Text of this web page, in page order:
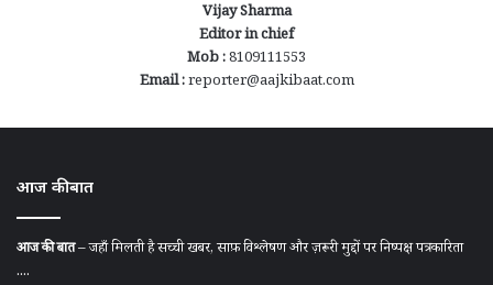
Vijay Sharma
Editor in chief
Mob :8109111553
Email :reporter@aajkibaat.com
आज की बात
आज की बात– जहाँ मिलती है सच्ची खबर, साफ़ विश्लेषण और ज़रूरी मुद्दों पर निष्पक्ष पत्रकारिता
....